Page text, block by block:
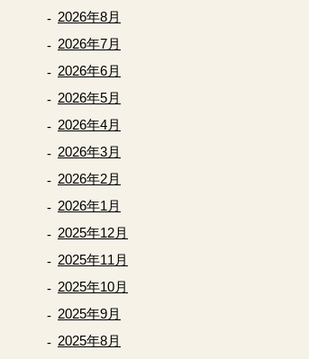
2026年8月
2026年7月
2026年6月
2026年5月
2026年4月
2026年3月
2026年2月
2026年1月
2025年12月
2025年11月
2025年10月
2025年9月
2025年8月